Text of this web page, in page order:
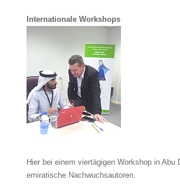
Internationale Workshops
Hier bei einem viertägigen Workshop in Abu
emiratische Nachwuchsautoren.